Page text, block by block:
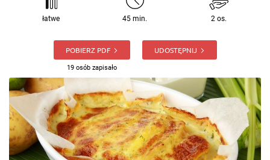
łatwe 45 min. 2 os.
POBIERZ PDF
19 osób zapisało
UDOSTĘPNIJ